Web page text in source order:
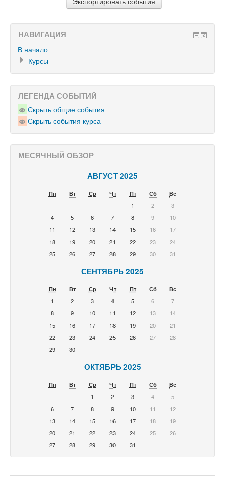
НАВИГАЦИЯ
В начало
Курсы
ЛЕГЕНДА СОБЫТИЙ
Скрыть общие события
Скрыть события курса
МЕСЯЧНЫЙ ОБЗОР
АВГУСТ 2025
Пн Вт Ср Чт Пт Сб
Вс
1
2
3
4
5 6 7 8 9
10
11
12 13 14 15 16
17
18
19 20 21 22 23
24
25
26 27 28 29 30 31
СЕНТЯБРЬ 2025
Пн Вт Ср Чт Пт Сб
Вс
1
2 3 4 5 6
7
8
9 10 11 12 13
14
15
16 17 18 19 20
21
22
23 24 25 26 27
28
29
30
ОКТЯБРЬ 2025
Пн Вт Ср Чт Пт Сб
Вс
1
2 3 4
5
6
7 8 9 10 11
12
13
14 15 16 17 18
19
20
21 22 23 24 25
26
27
28 29 30 31